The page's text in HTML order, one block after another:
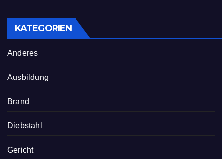
KATEGORIEN
Anderes
Ausbildung
Brand
Diebstahl
Gericht